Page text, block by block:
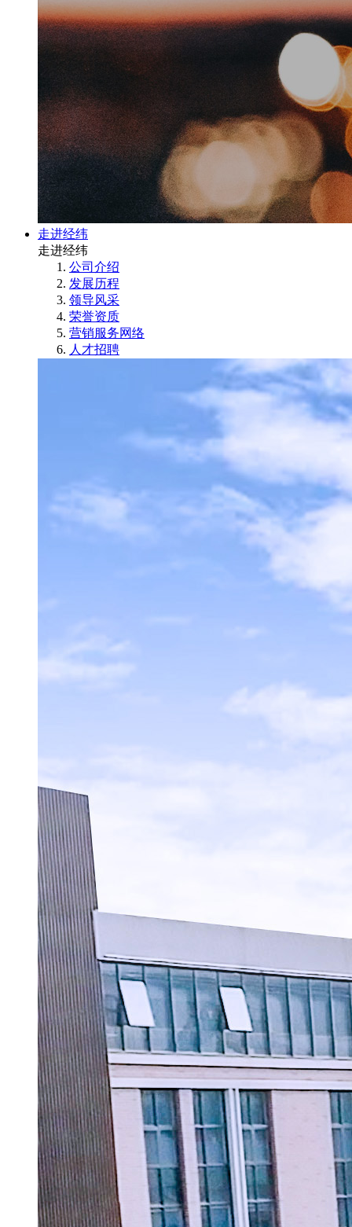
走进经纬
走进经纬
公司介绍
发展历程
领导风采
荣誉资质
营销服务网络
人才招聘